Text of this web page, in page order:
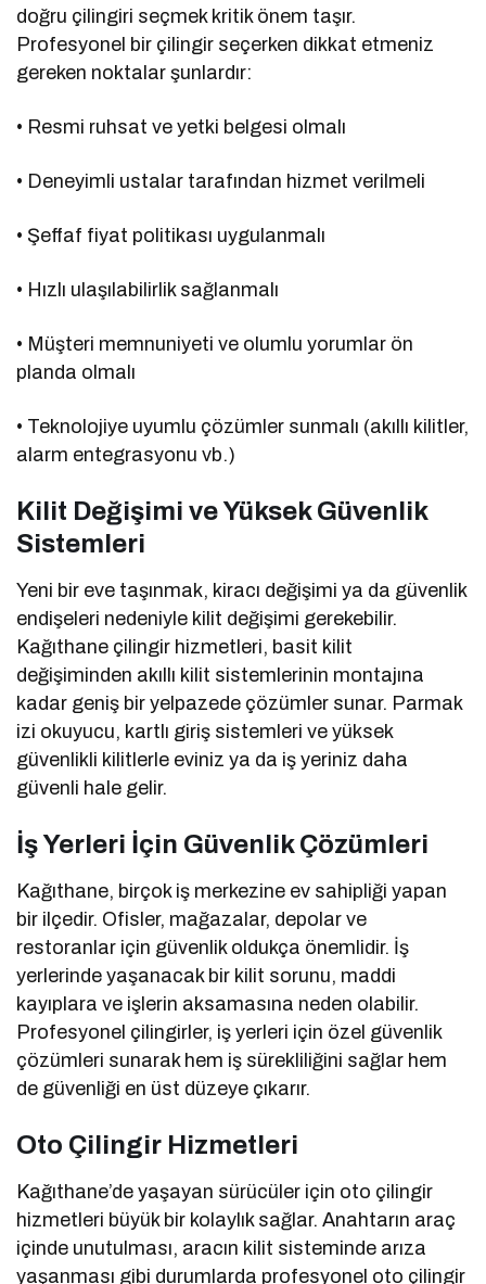
doğru çilingiri seçmek kritik önem taşır.
Profesyonel bir çilingir seçerken dikkat etmeniz
gereken noktalar şunlardır:
• Resmi ruhsat ve yetki belgesi olmalı
• Deneyimli ustalar tarafından hizmet verilmeli
• Şeffaf fiyat politikası uygulanmalı
• Hızlı ulaşılabilirlik sağlanmalı
• Müşteri memnuniyeti ve olumlu yorumlar ön
planda olmalı
• Teknolojiye uyumlu çözümler sunmalı (akıllı kilitler,
alarm entegrasyonu vb.)
Kilit Değişimi ve Yüksek Güvenlik
Sistemleri
Yeni bir eve taşınmak, kiracı değişimi ya da güvenlik
endişeleri nedeniyle kilit değişimi gerekebilir.
Kağıthane çilingir hizmetleri, basit kilit
değişiminden akıllı kilit sistemlerinin montajına
kadar geniş bir yelpazede çözümler sunar. Parmak
izi okuyucu, kartlı giriş sistemleri ve yüksek
güvenlikli kilitlerle eviniz ya da iş yeriniz daha
güvenli hale gelir.
İş Yerleri İçin Güvenlik Çözümleri
Kağıthane, birçok iş merkezine ev sahipliği yapan
bir ilçedir. Ofisler, mağazalar, depolar ve
restoranlar için güvenlik oldukça önemlidir. İş
yerlerinde yaşanacak bir kilit sorunu, maddi
kayıplara ve işlerin aksamasına neden olabilir.
Profesyonel çilingirler, iş yerleri için özel güvenlik
çözümleri sunarak hem iş sürekliliğini sağlar hem
de güvenliği en üst düzeye çıkarır.
Oto Çilingir Hizmetleri
Kağıthane’de yaşayan sürücüler için oto çilingir
hizmetleri büyük bir kolaylık sağlar. Anahtarın araç
içinde unutulması, aracın kilit sisteminde arıza
yaşanması gibi durumlarda profesyonel oto çilingir